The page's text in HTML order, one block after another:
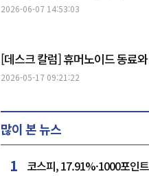
2026-06-07 14:53:03
[데스크 칼럼] 휴머노이드 동료
2026-05-17 09:21:22
많이 본 뉴스
1 코스피, 17.91%·1000포